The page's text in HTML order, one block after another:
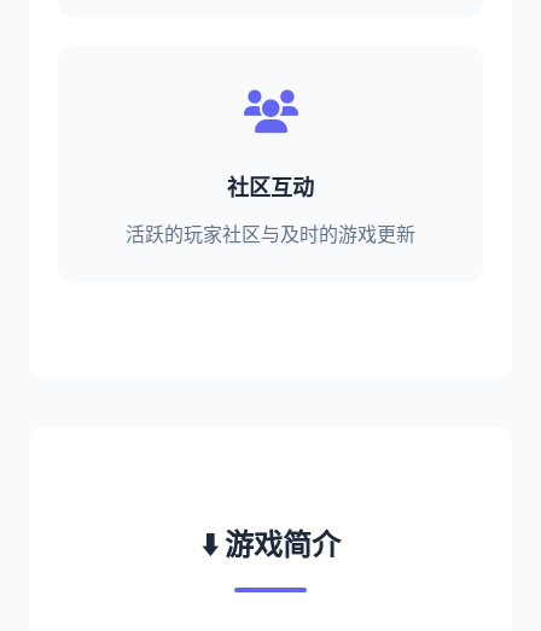
社区互动
活跃的玩家社区与及时的游戏更新
⬇️ 游戏简介